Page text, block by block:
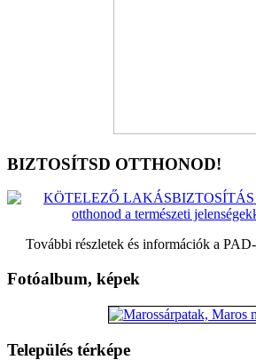
BIZTOSÍTSD OTTHONOD!
További részletek és információk a
Fotóalbum, képek
Település térképe